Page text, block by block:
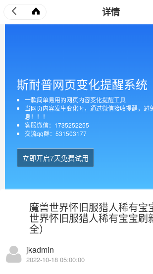
详情
斯耐普网页变化提醒系统
一款简单易用的网页内容变化提醒工具
当网页内容发生变化时，通过微信接收提醒，避
息！！！
客服微信：1735252255
交流qq群：531503177
立即开启7天免费试用
魔兽世界怀旧服猎人稀有宝
世界怀旧服猎人稀有宝宝刷
全）
jkadmin
2022-10-18 05:00:00